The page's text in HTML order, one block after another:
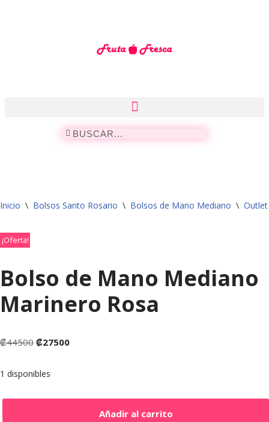
Inicio \ Bolsos Santo Rosario \ Bolsos de Mano Mediano \
¡Oferta!
Bolso de Mano Mediano
Marinero Rosa
₡44500 ₡27500
1 disponibles
Añadir al carrito